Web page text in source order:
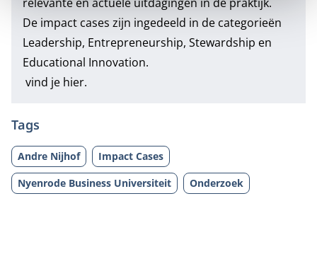
De impact cases zijn ingedeeld in de categorieën
Leadership, Entrepreneurship, Stewardship en
Educational Innovation.
vind je hier.
Tags
Andre Nijhof
Impact Cases
Nyenrode Business Universiteit
Onderzoek